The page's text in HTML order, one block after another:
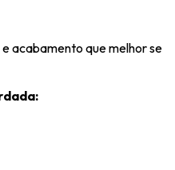
acabamento que melhor se